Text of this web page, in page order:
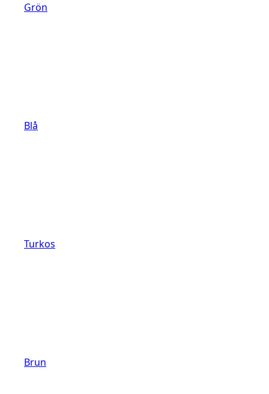
Grön
Blå
Turkos
Brun